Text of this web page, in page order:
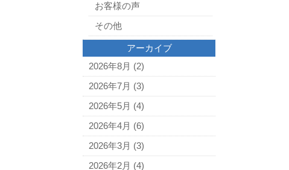
お客様の声
その他
アーカイブ
2026年8月 (2)
2026年7月 (3)
2026年5月 (4)
2026年4月 (6)
2026年3月 (3)
2026年2月 (4)